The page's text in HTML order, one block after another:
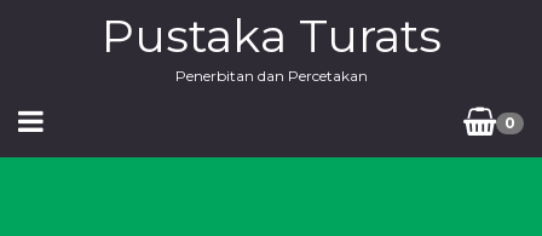
Pustaka Turats
Penerbitan dan Percetakan
0